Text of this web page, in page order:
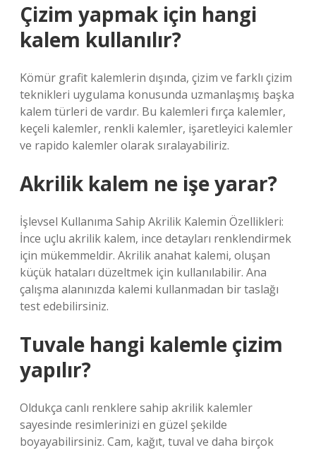
Çizim yapmak için hangi
kalem kullanılır?
Kömür grafit kalemlerin dışında, çizim ve farklı çizim
teknikleri uygulama konusunda uzmanlaşmış başka
kalem türleri de vardır. Bu kalemleri fırça kalemler,
keçeli kalemler, renkli kalemler, işaretleyici kalemler
ve rapido kalemler olarak sıralayabiliriz.
Akrilik kalem ne işe yarar?
İşlevsel Kullanıma Sahip Akrilik Kalemin Özellikleri:
İnce uçlu akrilik kalem, ince detayları renklendirmek
için mükemmeldir. Akrilik anahat kalemi, oluşan
küçük hataları düzeltmek için kullanılabilir. Ana
çalışma alanınızda kalemi kullanmadan bir taslağı
test edebilirsiniz.
Tuvale hangi kalemle çizim
yapılır?
Oldukça canlı renklere sahip akrilik kalemler
sayesinde resimlerinizi en güzel şekilde
boyayabilirsiniz. Cam, kağıt, tuval ve daha birçok